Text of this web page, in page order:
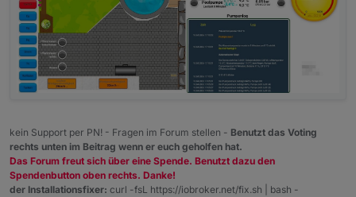
kein Support per PN! - Fragen im Forum stellen - Benutzt das Voting
rechts unten im Beitrag wenn er euch geholfen hat.
Das Forum freut sich über eine Spende. Benutzt dazu den
Spendenbutton oben rechts. Danke!
der Installationsfixer: curl -fsL https://iobroker.net/fix.sh | bash -